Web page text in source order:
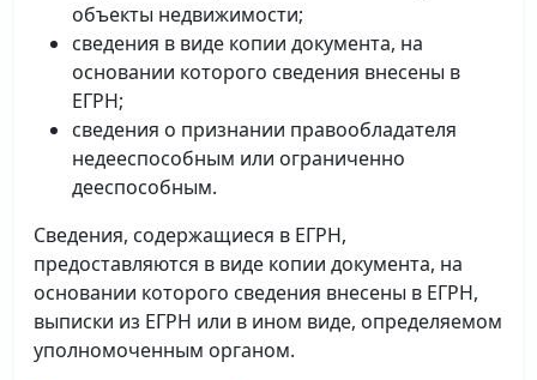
объекты недвижимости;
сведения в виде копии документа, на
основании которого сведения внесены в
ЕГРН;
сведения о признании правообладателя
недееспособным или ограниченно
дееспособным.
Сведения, содержащиеся в ЕГРН,
предоставляются в виде копии документа, на
основании которого сведения внесены в ЕГРН,
выписки из ЕГРН или в ином виде, определяемом
уполномоченным органом.